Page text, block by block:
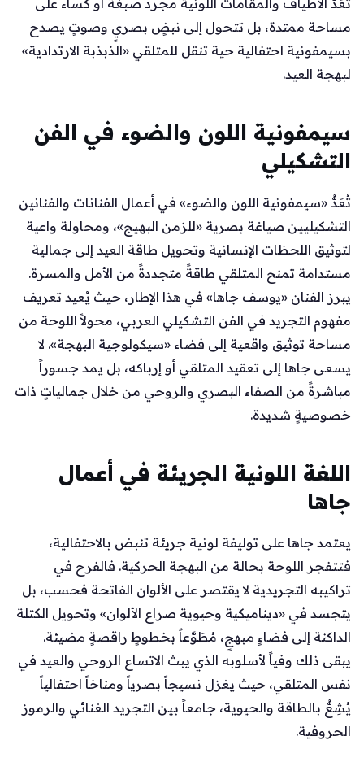
تُعَدُّ الأطياف والمقامات اللونية مجرد صبغة أو كساء على
مساحة ممتدة، بل تتحول إلى نبضٍ بصريٍ وصوتٍ يصدح
بسيمفونية احتفالية حية تنقل للمتلقي «الذبذبة الارتدادية»
لبهجة العيد.
سيمفونية اللون والضوء في الفن
التشكيلي
تُعَدُّ «سيمفونية اللون والضوء» في أعمال الفنانات والفنانين
التشكيليين صياغة بصرية «للزمن البهيج»، ومحاولة واعية
لتوثيق اللحظات الإنسانية وتحويل طاقة العيد إلى جمالية
مستدامة تمنح المتلقي طاقةً متجددةً من الأمل والمسرة.
يبرز الفنان «يوسف جاها» في هذا الإطار، حيث يُعيد تعريف
مفهوم التجريد في الفن التشكيلي العربي، محولاً اللوحة من
مساحة توثيق واقعية إلى فضاء «سيكولوجية البهجة». لا
يسعى جاها إلى تعقيد المتلقي أو إرباكه، بل يمد جسوراً
مباشرةً من الصفاء البصري والروحي من خلال جمالياتٍ ذات
خصوصيةٍ شديدة.
اللغة اللونية الجريئة في أعمال
جاها
يعتمد جاها على توليفة لونية جريئة تنبض بالاحتفالية،
فتتفجر اللوحة بحالة من البهجة الحركية. فالفرح في
تراكيبه التجريدية لا يقتصر على الألوان الفاتحة فحسب، بل
يتجسد في «ديناميكية وحيوية صراع الألوان» وتحويل الكتلة
الداكنة إلى فضاءٍ مبهجٍ، مُطَوَّعاً بخطوطٍ راقصةٍ مضيئة.
يبقى ذلك وفياً لأسلوبه الذي يبث الاتساع الروحي والعيد في
نفس المتلقي، حيث يغزل نسيجاً بصرياً ومناخاً احتفالياً
يُشِعُّ بالطاقة والحيوية، جامعاً بين التجريد الغنائي والرموز
الحروفية.